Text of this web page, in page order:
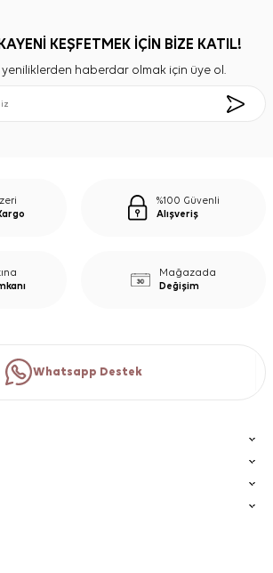
KEŞFETMEK İÇİN BİZE KATIL!
haberdar olmak için üye ol.
%100 Güvenli
Alışveriş
Mağazada
Değişim
Whatsapp Destek